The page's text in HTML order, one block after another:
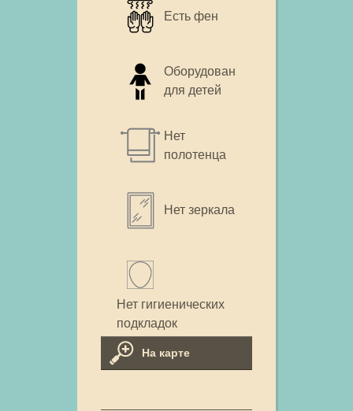
Есть фен
Оборудован
для детей
Нет
полотенца
Нет зеркала
Нет гигиенических
подкладок
На карте